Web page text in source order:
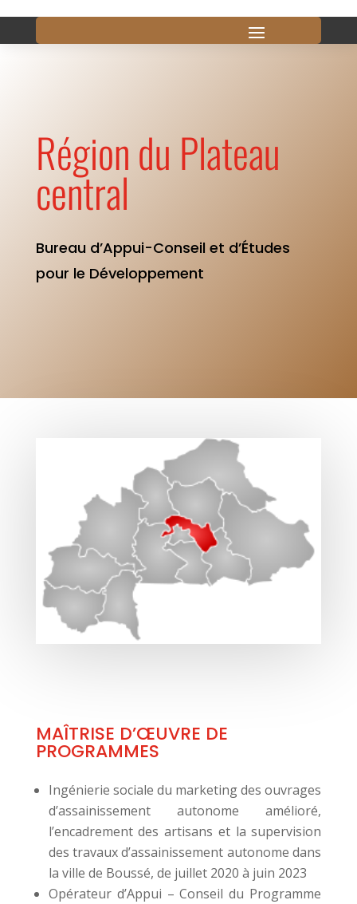
Région du Plateau
central
Bureau d’Appui-Conseil et d’Études
pour le Développement
MAÎTRISE D’ŒUVRE DE
PROGRAMMES
Ingénierie sociale du marketing des ouvrages
d’assainissement autonome amélioré,
l’encadrement des artisans et la supervision
des travaux d’assainissement autonome dans
la ville de Boussé, de juillet 2020 à juin 2023
Opérateur d’Appui – Conseil du Programme